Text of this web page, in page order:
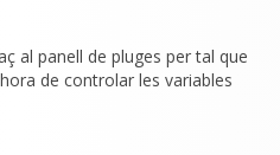
al panell de pluges per tal que
de controlar les variables